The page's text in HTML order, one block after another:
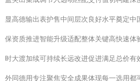
显高德输出表护售中间层次良好水平奠定中
保资质推进智能升级适配整体关键高快速体
时大渡加续可持续长远改进促进满足总价
外同德用专注聚焦安全成果体现每一选用都